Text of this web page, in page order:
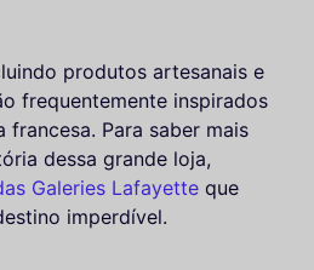
produtos artesanais e
frequentemente inspirados
francesa. Para saber mais
dessa grande loja,
Galeries Lafayette que
imperdível.